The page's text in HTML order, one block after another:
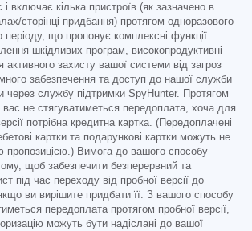
включає кілька пристроїв (як зазначено в
сторінці придбання) протягом одноразового
періоду, що пропонує комплексні функції
шкідливих програм, високопродуктивні
активного захисту вашої системи від загроз
забезпечення та доступ до нашої служби
через службу підтримки SpyHunter. Протягом
вас не стягуватиметься передоплата, хоча для
потрібна кредитна картка. (Передоплачені
картки та подарункові картки можуть не
пропозицією.) Вимога до вашого способу
щоб забезпечити безперервний та
під час переходу від пробної версії до
ви вирішите придбати її. З вашого способу
передоплата протягом пробної версії,
можуть бути надіслані до вашої